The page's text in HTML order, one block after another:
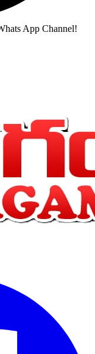
App Channel!